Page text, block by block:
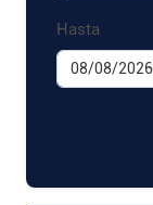
Hasta